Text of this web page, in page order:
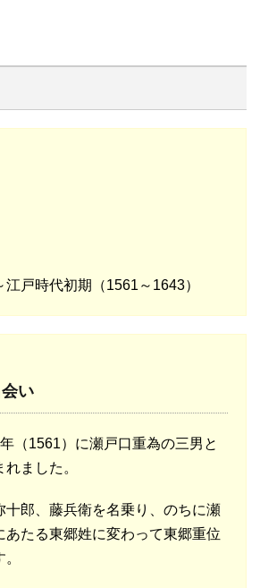
戸時代初期（1561～1643）
い
（1561）に瀬戸口重為の三男と
ました。
十郎、藤兵衛を名乗り、のちに瀬
あたる東郷姓に変わって東郷重位